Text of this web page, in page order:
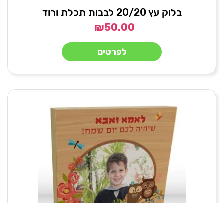
בלוק עץ 20/20 לבבות תכלת ורוד
₪50.00
לפרטים